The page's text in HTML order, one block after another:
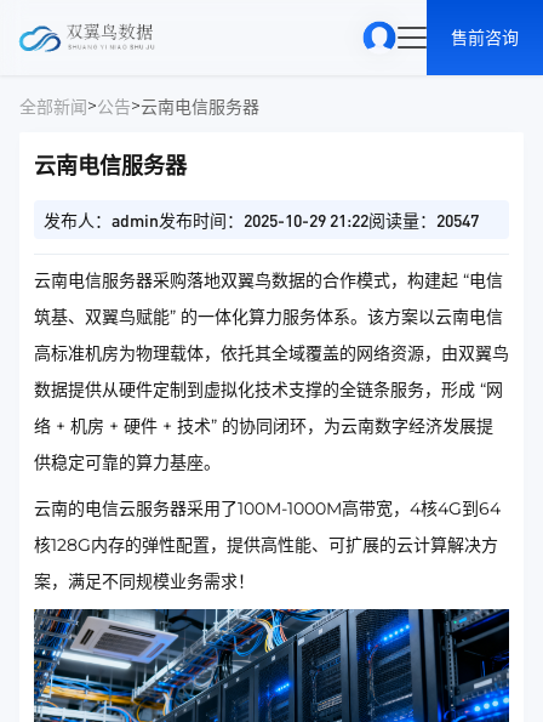
售前咨询
全部新闻>公告>云南电信服务器
云南电信服务器
发布人：admin发布时间：2025-10-29 21:22阅读量：20547
云南电信服务器采购落地双翼鸟数据的合作模式，构建起 “电信
筑基、双翼鸟赋能” 的一体化算力服务体系。该方案以云南电信
高标准机房为物理载体，依托其全域覆盖的网络资源，由双翼鸟
数据提供从硬件定制到虚拟化技术支撑的全链条服务，形成 “网
络 + 机房 + 硬件 + 技术” 的协同闭环，为云南数字经济发展提
供稳定可靠的算力基座。
云南的电信云服务器采用了100M-1000M高带宽，4核4G到64
核128G内存的弹性配置，提供高性能、可扩展的云计算解决方
案，满足不同规模业务需求！